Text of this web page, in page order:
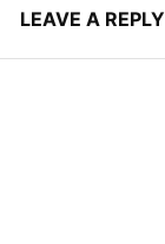
LEAVE A REPLY